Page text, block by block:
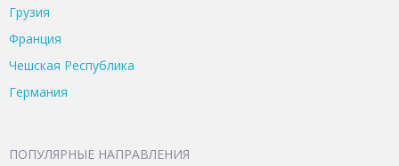
Грузия
Франция
Чешская Республика
Германия
ПОПУЛЯРНЫЕ НАПРАВЛЕНИЯ